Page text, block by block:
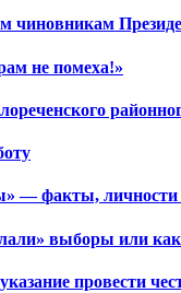
чиновникам
не помеха!»
— факты, личности
выборы или
провести